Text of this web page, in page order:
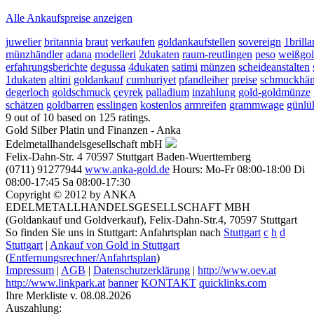
Alle Ankaufspreise anzeigen
juwelier britannia braut verkaufen goldankaufstellen sovereign
münzhändler adana modelleri 2dukaten raum-reutlingen peso
erfahrungsberichte degussa 4dukaten satimi münzen scheideanstalten
1dukaten altini goldankauf cumhuriyet pfandleiher preise
degerloch goldschmuck çeyrek palladium inzahlung gold-goldmünze
schätzen goldbarren esslingen kostenlos armreifen grammwage
9 out of 10 based on 125 ratings.
Gold Silber Platin und Finanzen - Anka
Edelmetallhandelsgesellschaft mbH
Felix-Dahn-Str. 4 70597 Stuttgart Baden-Wuerttemberg
(0711) 91277944 www.anka-gold.de Hours: Mo-Fr 08:00-18:00 Di
08:00-17:45 Sa 08:00-17:30
Copyright © 2012 by ANKA
EDELMETALLHANDELSGESELLSCHAFT MBH
(Goldankauf und Goldverkauf), Felix-Dahn-Str.4, 70597 Stuttgart
So finden Sie uns in Stuttgart: Anfahrtsplan nach Stuttgart c h d
Stuttgart | Ankauf von Gold in Stuttgart
(Entfernungsrechner/Anfahrtsplan)
Impressum | AGB | Datenschutzerklärung | http://www.oev.at
http://www.linkpark.at banner KONTAKT quicklinks.com
Ihre Merkliste v. 08.08.2026
Auszahlung: